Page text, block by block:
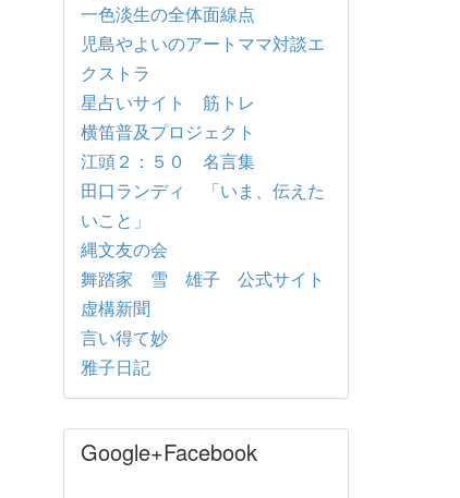
一色淡生の全体面線点
児島やよいのアートママ対談エ
クストラ
星占いサイト 筋トレ
横笛普及プロジェクト
江頭２：５０ 名言集
田口ランディ 「いま、伝えた
いこと」
縄文友の会
舞踏家 雪 雄子 公式サイト
虚構新聞
言い得て妙
雅子日記
Google+Facebook